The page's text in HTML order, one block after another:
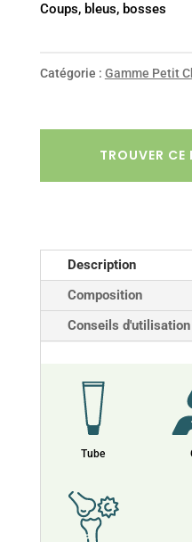
Coups, bleus, bosses
Catégorie : Gamme Petit
TROUVER CE
Description
Composition
Conseils d'utilisation
Tube